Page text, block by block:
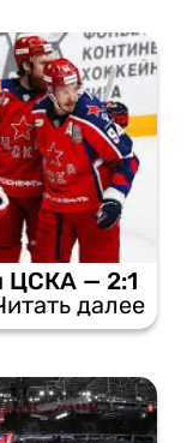
ЦСКА — 2:1
далее